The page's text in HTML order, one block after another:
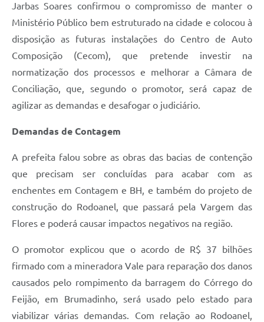
Jarbas Soares confirmou o compromisso de manter o
Ministério Público bem estruturado na cidade e colocou à
disposição as futuras instalações do Centro de Auto
Composição (Cecom), que pretende investir na
normatização dos processos e melhorar a Câmara de
Conciliação, que, segundo o promotor, será capaz de
agilizar as demandas e desafogar o judiciário.
Demandas de Contagem
A prefeita falou sobre as obras das bacias de contenção
que precisam ser concluídas para acabar com as
enchentes em Contagem e BH, e também do projeto de
construção do Rodoanel, que passará pela Vargem das
Flores e poderá causar impactos negativos na região.
O promotor explicou que o acordo de R$ 37 bilhões
firmado com a mineradora Vale para reparação dos danos
causados pelo rompimento da barragem do Córrego do
Feijão, em Brumadinho, será usado pelo estado para
viabilizar várias demandas. Com relação ao Rodoanel,